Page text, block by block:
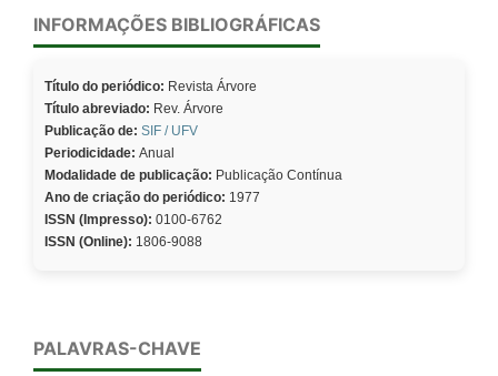
INFORMAÇÕES BIBLIOGRÁFICAS
Título do periódico: Revista Árvore
Título abreviado: Rev. Árvore
Publicação de: SIF / UFV
Periodicidade: Anual
Modalidade de publicação: Publicação Contínua
Ano de criação do periódico: 1977
ISSN (Impresso): 0100-6762
ISSN (Online): 1806-9088
PALAVRAS-CHAVE